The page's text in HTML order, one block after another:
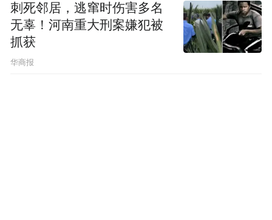
刺死邻居，逃窜时伤害多名
无辜！河南重大刑案嫌犯被
抓获
华商报